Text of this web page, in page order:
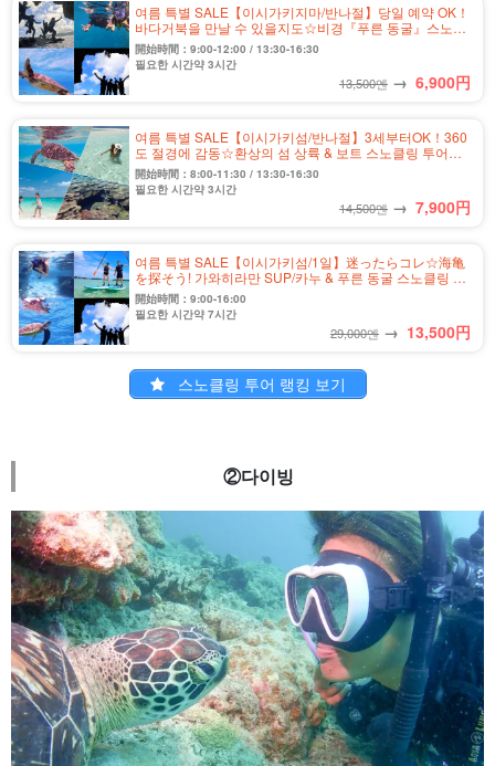
여름 특별 SALE【이시가키지마/반나절】당일 예약 OK！
바다거북을 만날 수 있을지도☆비경『푸른 동굴』스노클
링&동굴탐험투어★사진 무료&송영 포함(No.304)
開始時間：9:00-12:00 / 13:30-16:30
필요한 시간약 3시간
13,500엔 → 6,900円
여름 특별 SALE【이시가키섬/반나절】3세부터OK！360
도 절경에 감동☆환상의 섬 상륙 & 보트 스노클링 투어
《사진 무료 & 송영 포함》（No.458)
開始時間：8:00-11:30 / 13:30-16:30
필요한 시간약 3시간
14,500엔 → 7,900円
여름 특별 SALE【이시가키섬/1일】迷ったらコレ☆海亀
を探そう! 가와히라만 SUP/카누 & 푸른 동굴 스노클링 투
어★＜사진 무료&송영 포함＞(No.349)
開始時間：9:00-16:00
필요한 시간약 7시간
29,000엔 → 13,500円
스노클링 투어 랭킹 보기
②다이빙